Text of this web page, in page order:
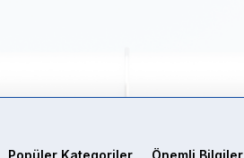
Popüler Kategoriler Önemli Bilgiler